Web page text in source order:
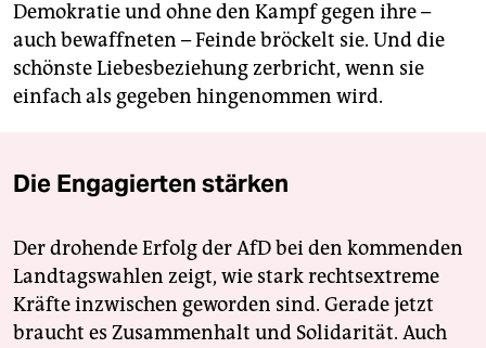
Demokratie und ohne den Kampf gegen ihre –
auch bewaffneten – Feinde bröckelt sie. Und die
schönste Liebesbeziehung zerbricht, wenn sie
einfach als gegeben hingenommen wird.
Die Engagierten stärken
Der drohende Erfolg der AfD bei den kommenden
Landtagswahlen zeigt, wie stark rechtsextreme
Kräfte inzwischen geworden sind. Gerade jetzt
braucht es Zusammenhalt und Solidarität. Auch